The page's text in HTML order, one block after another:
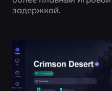
задержкой.